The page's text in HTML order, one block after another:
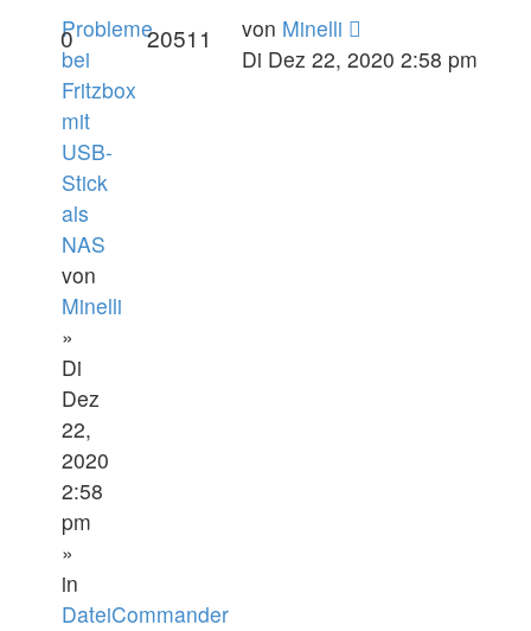
Probleme
bei
Fritzbox
mit
USB-
Stick
als
NAS
von
Minelli
»
Di
Dez
22,
2020
2:58
pm
»
in
DateiCommander
0 20511 von Minelli
Di Dez 22, 2020 2:58 pm